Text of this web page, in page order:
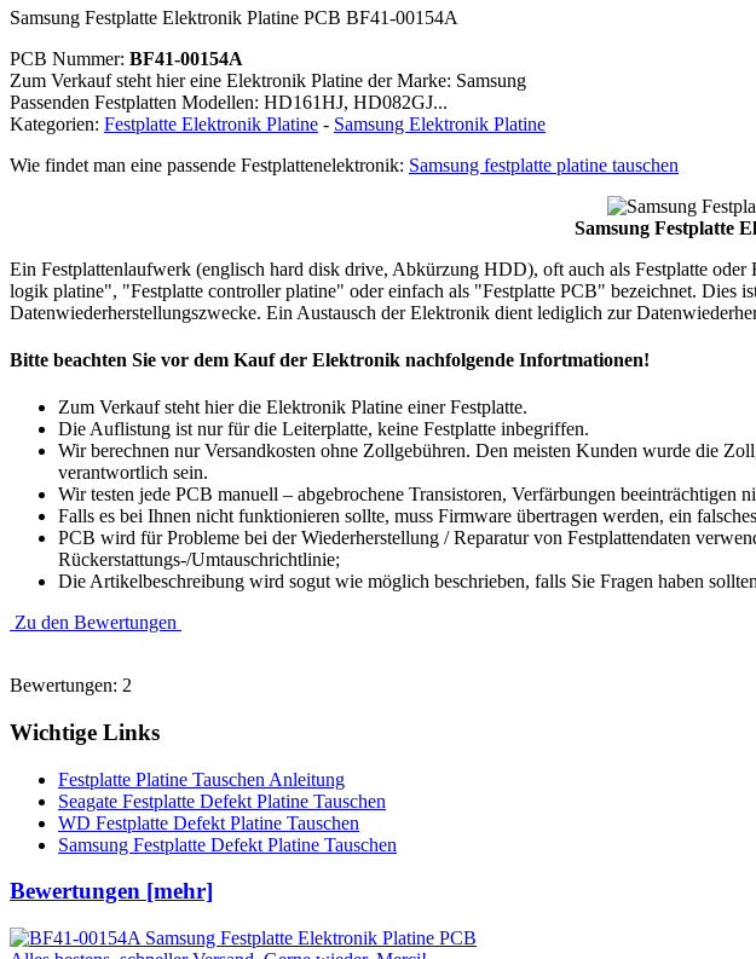
Samsung Festplatte Elektronik Platine PCB BF41-00154A
PCB Nummer: BF41-00154A
Zum Verkauf steht hier eine Elektronik Platine der Marke: Samsung
Passenden Festplatten Modellen: HD161HJ, HD082GJ...
Kategorien: Festplatte Elektronik Platine - Samsung Elektronik Platine
Wie findet man eine passende Festplattenelektronik: Samsung festplatte platine tauschen
Samsung Festplatte
Ein Festplattenlaufwerk (englisch hard disk drive, Abkürzung HDD), oft auch als Festplatte
logik platine", "Festplatte controller platine" oder einfach als "Festplatte PCB" bezeichnet. Dies
Datenwiederherstellungszwecke. Ein Austausch der Elektronik dient lediglich zur
Bitte beachten Sie vor dem Kauf der Elektronik nachfolgende Infortmationen!
Zum Verkauf steht hier die Elektronik Platine einer Festplatte.
Die Auflistung ist nur für die Leiterplatte, keine Festplatte inbegriffen.
Wir berechnen nur Versandkosten ohne Zollgebühren. Den meisten Kunden wurde die
verantwortlich sein.
Wir testen jede PCB manuell – abgebrochene Transistoren, Verfärbungen beeinträchtigen
Falls es bei Ihnen nicht funktionieren sollte, muss Firmware übertragen werden, ein
PCB wird für Probleme bei der Wiederherstellung / Reparatur von Festplattendaten
Rückerstattungs-/Umtauschrichtlinie;
Die Artikelbeschreibung wird sogut wie möglich beschrieben, falls Sie Fragen haben
Zu den Bewertungen
Bewertungen: 2
Wichtige Links
Festplatte Platine Tauschen Anleitung
Seagate Festplatte Defekt Platine Tauschen
WD Festplatte Defekt Platine Tauschen
Samsung Festplatte Defekt Platine Tauschen
Bewertungen [mehr]